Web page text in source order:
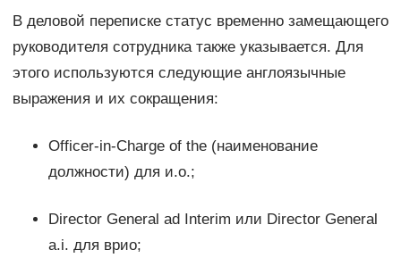
В деловой переписке статус временно замещающего
руководителя сотрудника также указывается. Для
этого используются следующие англоязычные
выражения и их сокращения:
Officer-in-Charge of the (наименование
должности) для и.о.;
Director General ad Interim или Director General
a.i. для врио;